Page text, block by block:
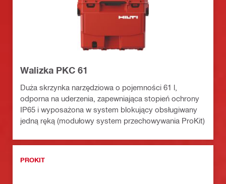
Walizka PKC 61
Duża skrzynka narzędziowa o pojemności 61 l,
odporna na uderzenia, zapewniająca stopień ochrony
IP65 i wyposażona w system blokujący obsługiwany
jedną ręką (modułowy system przechowywania ProKit)
PROKIT